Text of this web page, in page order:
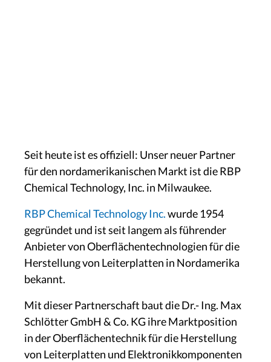
Seit heute ist es offiziell: Unser neuer Partner
für den nordamerikanischen Markt ist die RBP
Chemical Technology, Inc. in Milwaukee.
RBP Chemical Technology Inc.wurde 1954
gegründet und ist seit langem als führender
Anbieter von Oberflächentechnologien für die
Herstellung von Leiterplatten in Nordamerika
bekannt.
Mit dieser Partnerschaft baut die Dr.- Ing. Max
Schlötter GmbH & Co. KG ihre Marktposition
in der Oberflächentechnik für die Herstellung
von Leiterplatten und Elektronikkomponenten